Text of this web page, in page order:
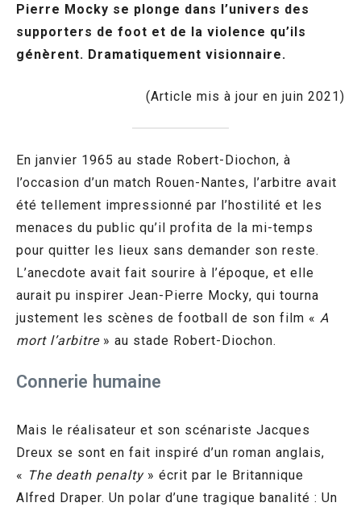
Pierre Mocky se plonge dans l’univers des
supporters de foot et de la violence qu’ils
génèrent. Dramatiquement visionnaire.
(Article mis à jour en juin 2021)
En janvier 1965 au stade Robert-Diochon, à
l’occasion d’un match Rouen-Nantes, l’arbitre avait
été tellement impressionné par l’hostilité et les
menaces du public qu’il profita de la mi-temps
pour quitter les lieux sans demander son reste.
L’anecdote avait fait sourire à l’époque, et elle
aurait pu inspirer Jean-Pierre Mocky, qui tourna
justement les scènes de football de son film « A
mort l’arbitre» au stade Robert-Diochon.
Connerie humaine
Mais le réalisateur et son scénariste Jacques
Dreux se sont en fait inspiré d’un roman anglais,
« The death penalty» écrit par le Britannique
Alfred Draper. Un polar d’une tragique banalité : Un